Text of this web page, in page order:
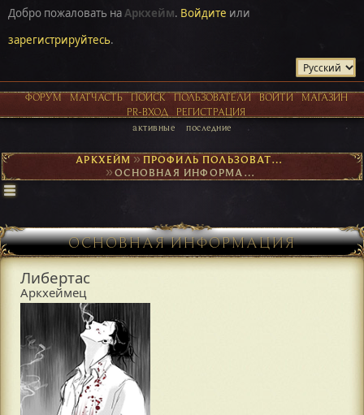
Добро пожаловать наАркхейм. Войдите или
зарегистрируйтесь.
ФОРУМ МАТЧАСТЬ ПОИСК ПОЛЬЗОВАТЕЛИ ВОЙТИ
МАГАЗИН
PR-ВХОД
РЕГИСТРАЦИЯ
активные последние
АРКХЕЙМ► ПРОФИЛЬ ПОЛЬЗОВАТЕЛЯ ЛИБЕРТАС
► ОСНОВНАЯ ИНФОРМАЦИЯ
ОСНОВНАЯ ИНФОРМАЦИЯ
Либертас
Аркхеймец